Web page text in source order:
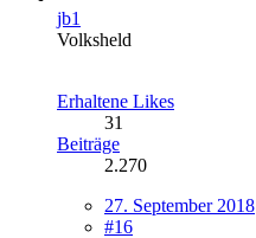
jb1
Volksheld
Erhaltene Likes
31
Beiträge
2.270
27. September 2018
#16